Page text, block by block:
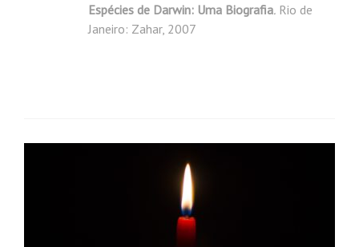
Espécies de Darwin: Uma Biografia. Rio de
Janeiro: Zahar, 2007